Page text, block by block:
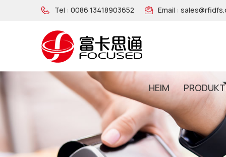
Tel : 0086 13418903652 Email :
HEIM